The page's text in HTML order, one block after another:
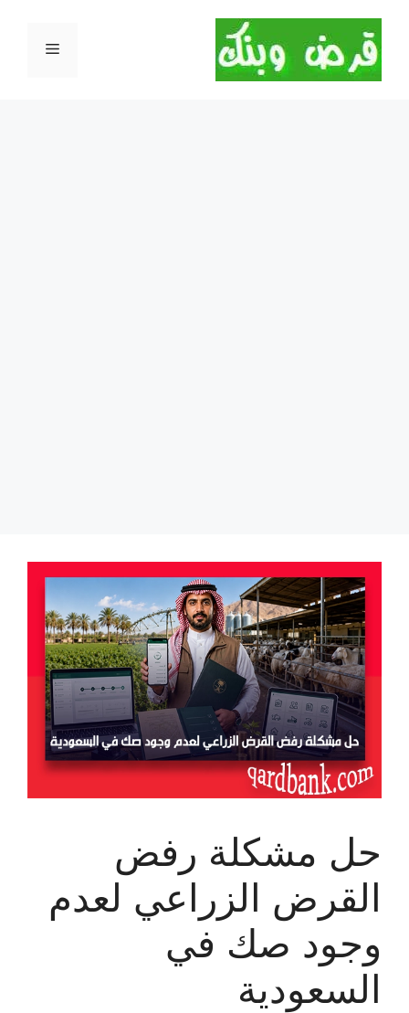
المحتوى
القائمة
حل مشكلة رفض
القرض الزراعي لعدم
وجود صك في
السعودية